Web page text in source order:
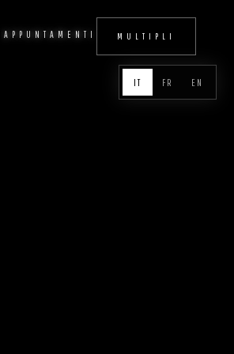
APPUNTAMENTI MULTIPLI
IT FR EN